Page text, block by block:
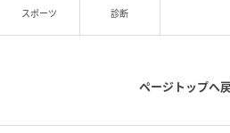
スポーツ 診断
ページトップへ